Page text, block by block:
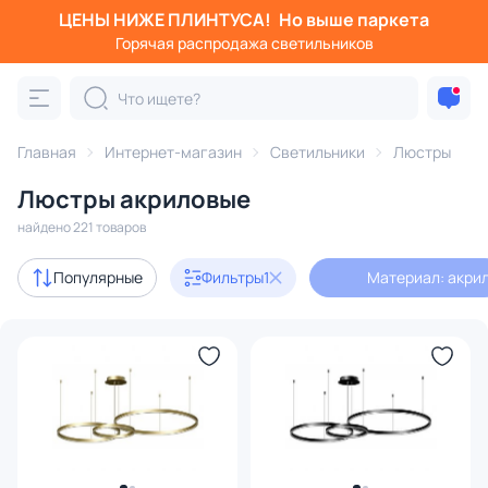
ЦЕНЫ НИЖЕ ПЛИНТУСА! Но выше паркета
Горячая распродажа светильников
Главная Интернет-магазин Светильники Люстры
Люстры акриловые
найдено 221 товаров
Популярные Фильтры1 Материал:
Фильтры
Категория:
подвесные потолочные
Акции 31
Дизайнерский свет 51
В наличии 163